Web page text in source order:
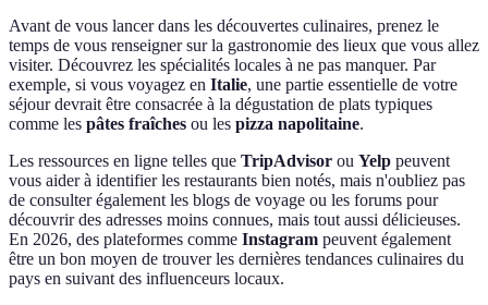
Avant de vous lancer dans les découvertes culinaires, prenez le
temps de vous renseigner sur la gastronomie des lieux que vous allez
visiter. Découvrez les spécialités locales à ne pas manquer. Par
exemple, si vous voyagez en Italie, une partie essentielle de votre
séjour devrait être consacrée à la dégustation de plats typiques
comme les pâtes fraîches ou les pizza napolitaine.
Les ressources en ligne telles que TripAdvisor ou Yelp peuvent
vous aider à identifier les restaurants bien notés, mais n'oubliez pas
de consulter également les blogs de voyage ou les forums pour
découvrir des adresses moins connues, mais tout aussi délicieuses.
En 2026, des plateformes comme Instagram peuvent également
être un bon moyen de trouver les dernières tendances culinaires du
pays en suivant des influenceurs locaux.